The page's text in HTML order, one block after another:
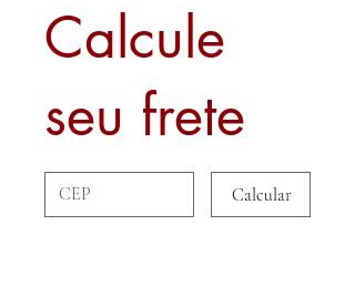
Calcule
seu frete
Calcular